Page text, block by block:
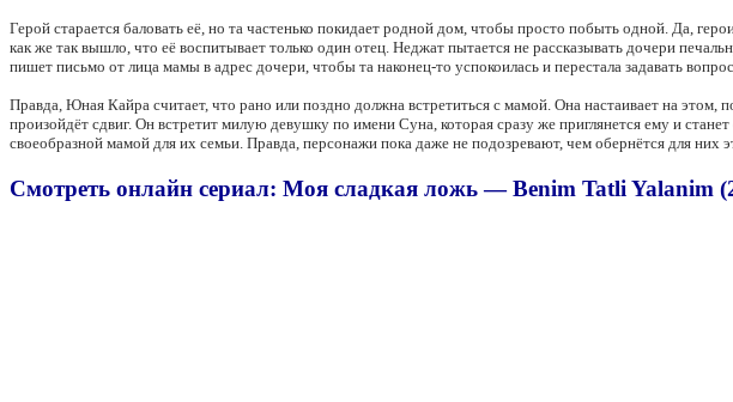
Герой старается баловать её, но та частенько покидает родной дом, чтобы просто побыть одной. Да,
как же так вышло, что её воспитывает только один отец. Неджат пытается не рассказывать дочери
пишет письмо от лица мамы в адрес дочери, чтобы та наконец-то успокоилась и перестала задавать
Правда, Юная Кайра считает, что рано или поздно должна встретиться с мамой. Она настаивает на
произойдёт сдвиг. Он встретит милую девушку по имени Суна, которая сразу же приглянется ему и
своеобразной мамой для их семьи. Правда, персонажи пока даже не подозревают, чем обернётся для них
Смотреть онлайн сериал: Моя сладкая ложь — Benim Tatli Yalanim